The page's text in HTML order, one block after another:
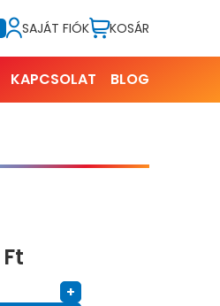
SAJÁT FIÓK KOSÁR
KAPCSOLAT
BLOG
Ft
+